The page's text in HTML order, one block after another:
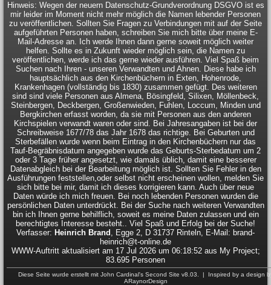
Hinweis: Wegen der neuern Datenschutz-Grundverordnung DSGVO ist es
mir leider im Moment nicht mehr möglich die Namen lebender Personen
zu veröffentlichen. Sollten Sie Fragen zu Verbindungen mit auf der Seite
aufgeführten Personen haben, schreiben Sie mich bitte über meine E-
Mail-Adresse an. Ich werde Ihnen dann gerne soweit möglich weiter
helfen. Sollte es in Zukunft wieder möglich sein, die Namen zu
veröffentlichen, werde ich das gerne wieder ausführen. Viel Spaß beim
Suchen nach Ihren - unseren Verwandten und Ahnen. Diese habe ich
hauptsächlich aus den Kirchenbüchern in Exten, Hohenrode,
Krankenhagen (vollständig bis 1830) zusammen gefügt. Des weiteren
sind sind viele Personen aus Almena, Bösingfeld, Silixen, Möllenbeck,
Steinbergen, Deckbergen, Großenwieden, Fuhlen, Loccum, Minden und
Bergkirchen erfasst worden, da sie mit Personen aus den anderen
Kirchspielen verwandt waren oder sind. Bei Jahresangaben ist bei der
Schreibweise 1677/78 das Jahr 1678 das richtige. Bei Geburten und
Sterbefällen wurde wenn beim Eintrag in den Kirchenbüchern nur das
Tauf-Begräbnisdatum angegeben wurde das Geburts-Sterbedatum um 2
oder 3 Tage früher angesetzt, wie damals üblich, damit eine besserer
Datenabgleich bei der Bearbeitung möglich ist. Sollten Sie Fehler in den
Ausführungen feststellen,oder selbst nicht erscheinen wollen, melden Sie
sich bitte bei mir, damit ich dieses korrigieren kann. Auch über neue
Daten würde ich mich freuen. Bei noch lebenden Personen wurden die
persönlichen Daten unterdrückt. Bei der Suche nach weiteren Verwandten
bin ich Ihnen gerne behilflich, soweit es meine Daten zulassen und ein
berechtigtes Interesse besteht.. Viel Spaß und Erfolg bei der Suche!
Verfasser: Heinrich Brand , Egge 2, D 31737 Rinteln, E-Mail: brand-
heinrich@t-online.de
WWW-Auftritt aktualisiert am 17 Jul 2026 um 06:18:52 aus My Project;
83.695 Personen
Diese Seite wurde erstellt mit John Cardinal's Second Site v8.03. | Inspired by a design
ARaynorDesign